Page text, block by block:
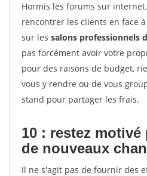
Hormis les forums sur
rencontrer les clients en face
sur les salons professionnels
pas forcément avoir votre
pour des raisons de budget,
vous y rendre ou de vous
stand pour partager les frais.
10 : restez
de nouveaux
Il ne s'agit pas de fournir des